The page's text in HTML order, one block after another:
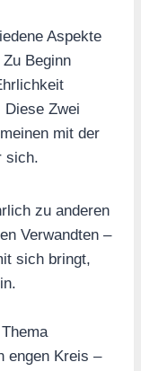
Aspekte
Beginn
Diese Zwei
mit der
sich.
zu anderen
Verwandten –
sich bringt,
engen Kreis –